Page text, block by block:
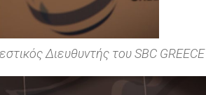
Διευθυντής του SBC GREECE